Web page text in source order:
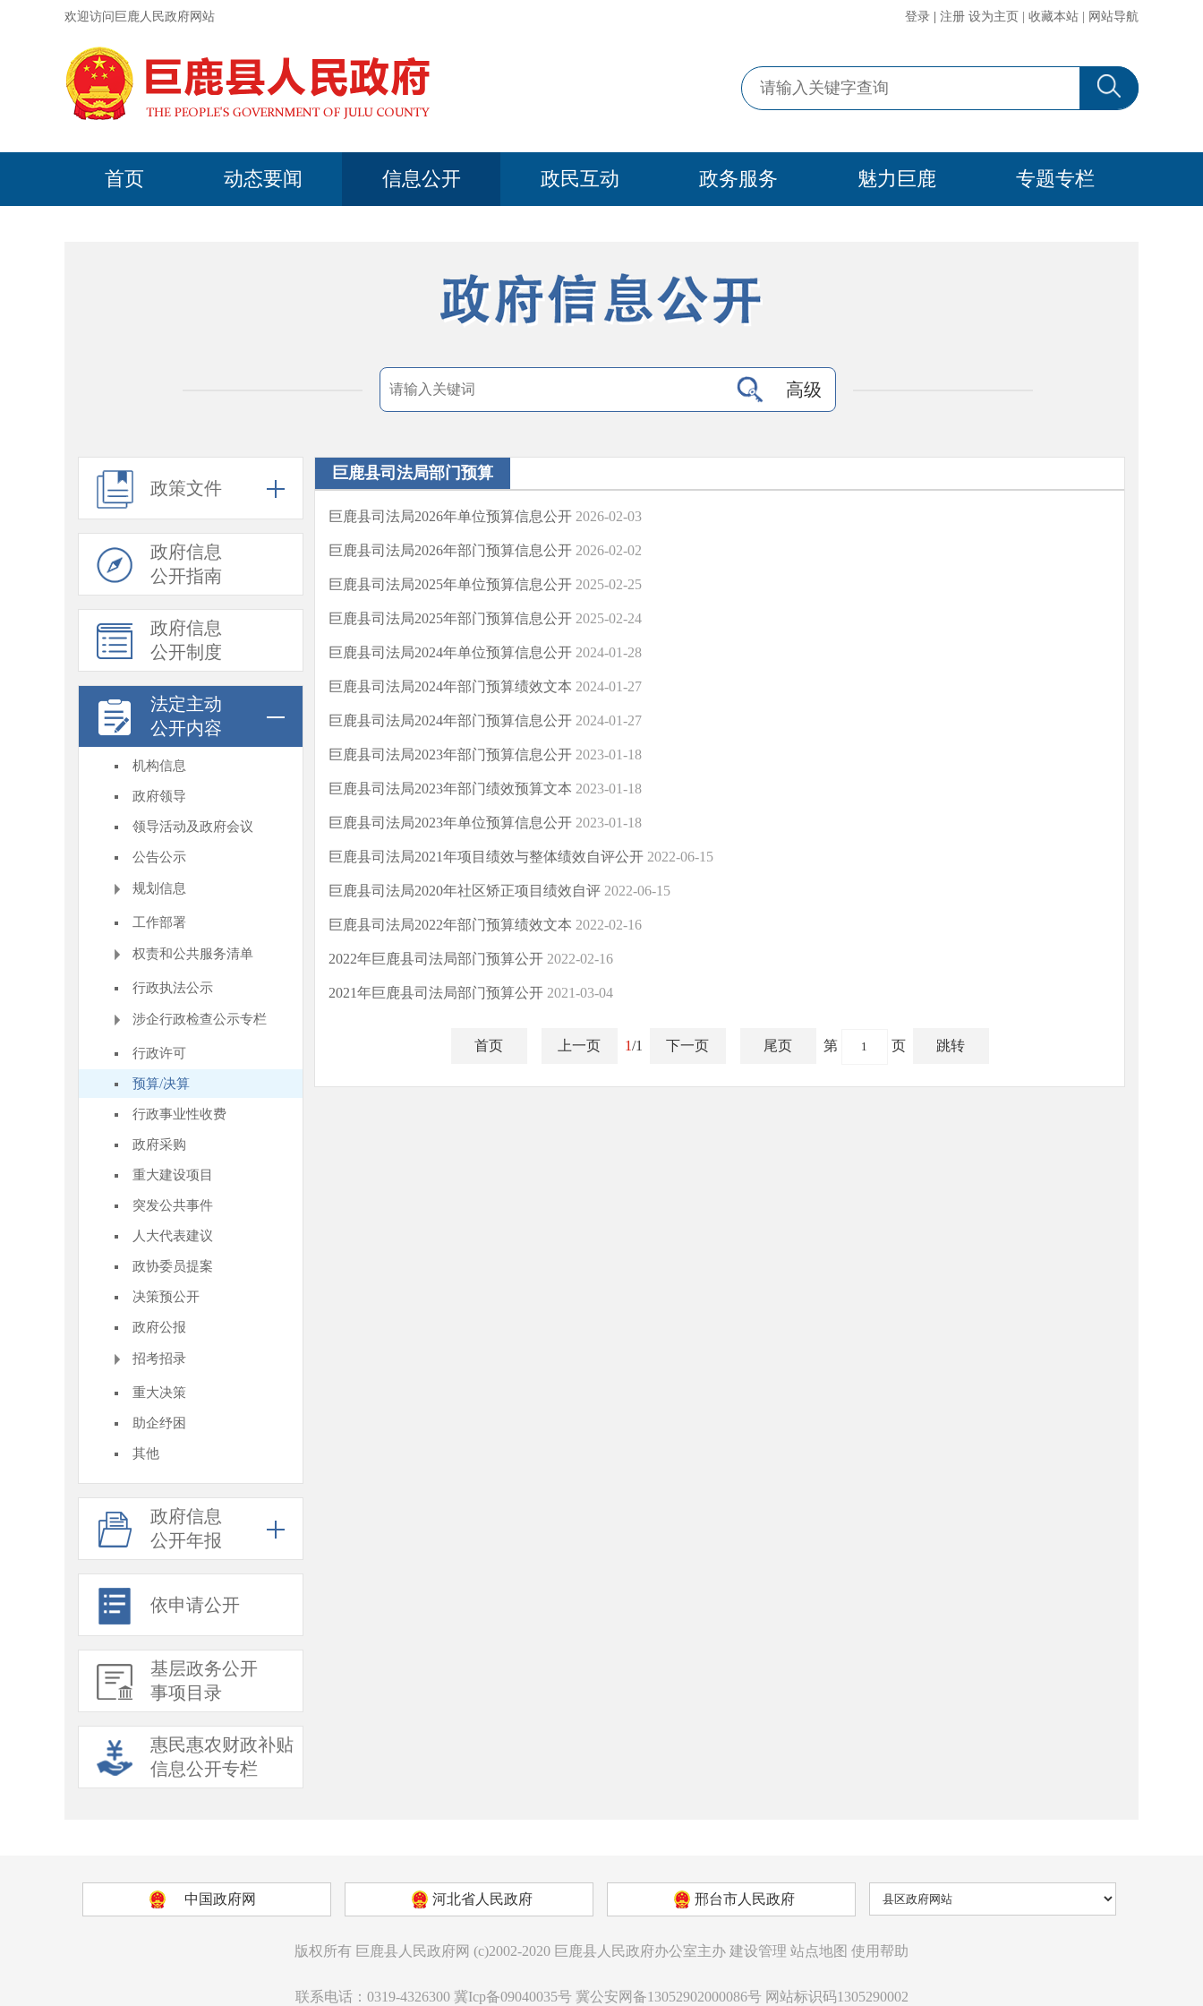
欢迎访问巨鹿人民政府网站 登录 注册 设为主页 收藏本站 网站导航
首页 动态要闻 信息公开 政民互动 政务服务 魅力巨鹿 专题专栏
高级
政策文件
政府信息
公开指南
政府信息
公开制度
法定主动
公开内容
机构信息
政府领导
领导活动及政府会议
公告公示
规划信息
工作部署
权责和公共服务清单
行政执法公示
涉企行政检查公示专栏
行政许可
预算/决算
行政事业性收费
政府采购
重大建设项目
突发公共事件
人大代表建议
政协委员提案
决策预公开
政府公报
招考招录
重大决策
助企纾困
其他
政府信息
公开年报
依申请公开
基层政务公开
事项目录
惠民惠农财政补贴
信息公开专栏
巨鹿县司法局部门预算
巨鹿县司法局2026年单位预算信息公开 2026-02-03
巨鹿县司法局2026年部门预算信息公开 2026-02-02
巨鹿县司法局2025年单位预算信息公开 2025-02-25
巨鹿县司法局2025年部门预算信息公开 2025-02-24
巨鹿县司法局2024年单位预算信息公开 2024-01-28
巨鹿县司法局2024年部门预算绩效文本 2024-01-27
巨鹿县司法局2024年部门预算信息公开 2024-01-27
巨鹿县司法局2023年部门预算信息公开 2023-01-18
巨鹿县司法局2023年部门绩效预算文本 2023-01-18
巨鹿县司法局2023年单位预算信息公开 2023-01-18
巨鹿县司法局2021年项目绩效与整体绩效自评公开 2022-06-15
巨鹿县司法局2020年社区矫正项目绩效自评 2022-06-15
巨鹿县司法局2022年部门预算绩效文本 2022-02-16
2022年巨鹿县司法局部门预算公开 2022-02-16
2021年巨鹿县司法局部门预算公开 2021-03-04
首页 上一页 1/1 下一页 尾页 第 页 跳转
中国政府网 河北省人民政府 邢台市人民政府
版权所有 巨鹿县人民政府网 (c)2002-2020 巨鹿县人民政府办公室主办 建设管理 站点地图 使用帮助
联系电话：0319-4326300 冀Icp备09040035号 冀公安网备13052902000086号 网站标识码1305290002